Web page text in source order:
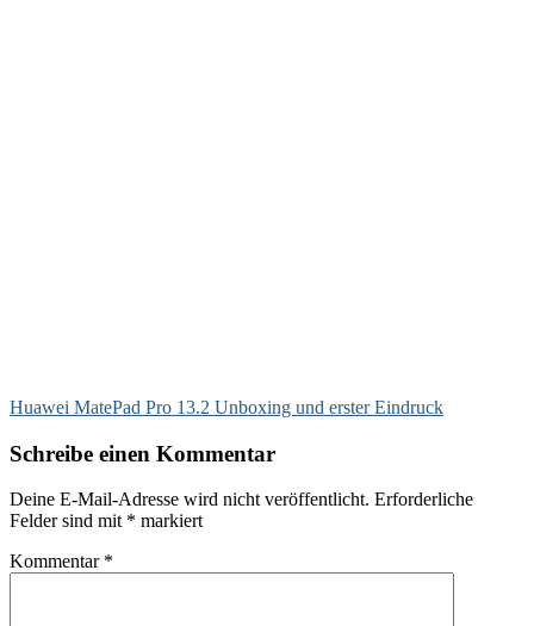
Huawei MatePad Pro 13.2 Unboxing und erster Eindruck
Schreibe einen Kommentar
Deine E-Mail-Adresse wird nicht veröffentlicht. Erforderliche
Felder sind mit * markiert
Kommentar *